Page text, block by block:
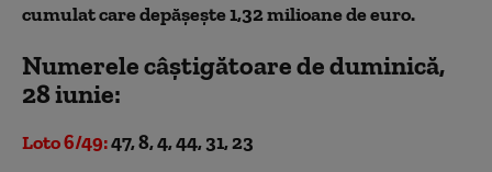
cumulat care depășește 1,32 milioane de euro.
Numerele câștigătoare de duminică,
28 iunie:
Loto 6/49:47, 8, 4, 44, 31, 23